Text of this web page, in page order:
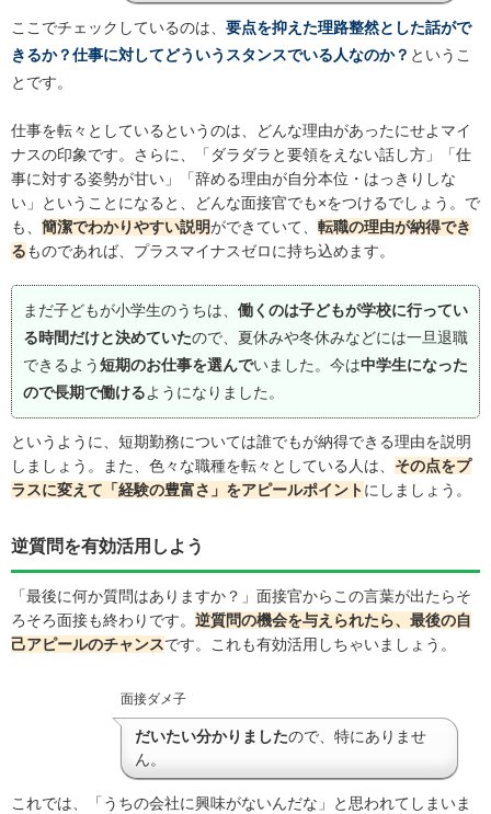
ここでチェックしているのは、 要点を抑えた理路整然とした話がで
きるか？仕事に対してどういうスタンスでいる人なのか？ というこ
とです。
仕事を転々としているというのは、どんな理由があったにせよマイ
ナスの印象です。さらに、「ダラダラと要領をえない話し方」「仕
事に対する姿勢が甘い」「辞める理由が自分本位・はっきりしな
い」ということになると、どんな面接官でも×をつけるでしょう。で
も、 簡潔でわかりやすい説明ができていて、 転職の理由が納得でき
るものであれば、プラスマイナスゼロに持ち込めます。
まだ子どもが小学生のうちは、 働くのは子どもが学校に行ってい
る時間だけと決めていたので、夏休みや冬休みなどには一旦退職
できるよう短期のお仕事を選んでいました。今は中学生になった
ので長期で働けるようになりました。
というように、短期勤務については誰でもが納得できる理由を説明
しましょう。また、色々な職種を転々としている人は、 その点をプ
ラスに変えて「経験の豊富さ」をアピールポイントにしましょう。
逆質問を有効活用しよう
「最後に何か質問はありますか？」面接官からこの言葉が出たらそ
ろそろ面接も終わりです。 逆質問の機会を与えられたら、最後の自
己アピールのチャンスです。これも有効活用しちゃいましょう。
面接ダメ子
だいたい分かりましたので、特にありませ
ん。
これでは、「うちの会社に興味がないんだな」と思われてしまいま